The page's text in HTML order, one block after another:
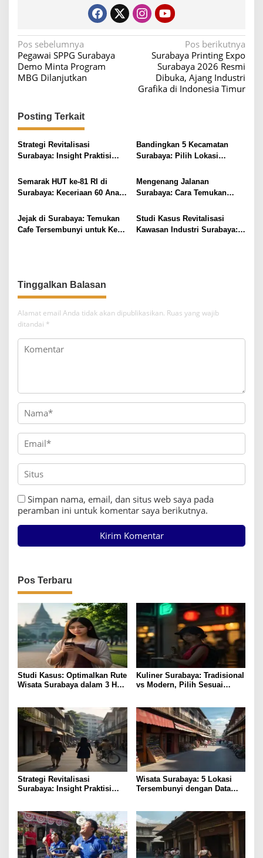
N
a
v
g
a
s
i
o
Pos sebelumnya
Pegawai SPPG Surabaya
Demo Minta Program
MBG Dilanjutkan
Pos berikutnya
Surabaya Printing Expo
Surabaya 2026 Resmi
Dibuka, Ajang Industri
Grafika di Indonesia Timur
Posting Terkait
Strategi Revitalisasi
Surabaya: Insight Praktisi
Bandingkan 5 Kecamatan
Surabaya: Pilih Lokasi
Fasilitas
Semarak HUT ke-81 RI di
Surabaya: Keceriaan 60 Anak
Lomba Kemerdekaan
Mengenang Jalanan
Surabaya: Cara Temukan
Tua
Jejak di Surabaya: Temukan
Cafe Tersembunyi untuk Kerja
Studi Kasus Revitalisasi
Kawasan Industri Surabaya:
Tinggalkan Balasan
Alamat email Anda tidak akan dipublikasikan. Ruas yang wajib
ditandai *
Simpan nama, email, dan situs web saya pada
peramban ini untuk komentar saya berikutnya.
Pos Terbaru
Studi Kasus: Optimalkan Rute
Wisata Surabaya dalam 3 Hari
Kuliner Surabaya: Tradisional
vs Modern, Pilih Sesuai
Strategi Revitalisasi
Surabaya: Insight Praktisi
Wisata Surabaya: 5 Lokasi
Tersembunyi dengan Data